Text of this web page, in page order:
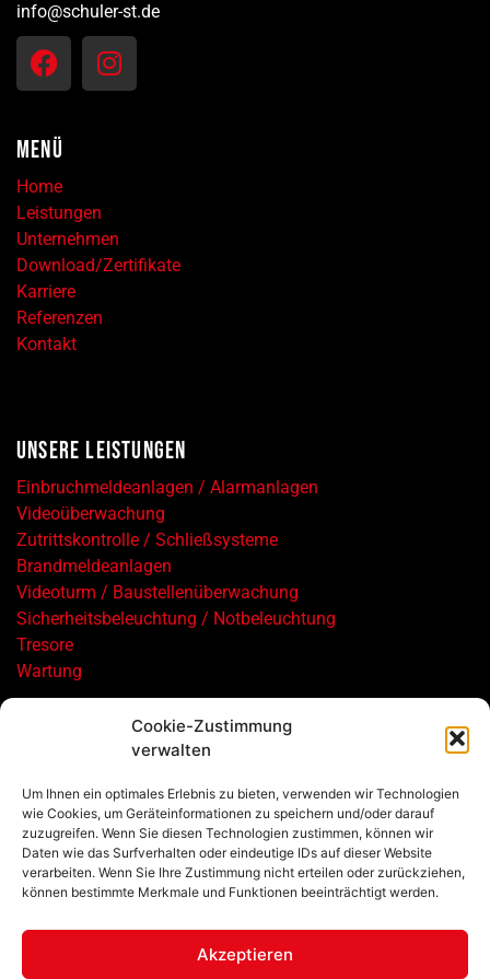
Cookie-Zustimmung
verwalten
Um Ihnen ein optimales Erlebnis zu bieten, verwenden wir Technologien
wie Cookies, um Geräteinformationen zu speichern und/oder darauf
zuzugreifen. Wenn Sie diesen Technologien zustimmen, können wir
Daten wie das Surfverhalten oder eindeutige IDs auf dieser Website
verarbeiten. Wenn Sie Ihre Zustimmung nicht erteilen oder zurückziehen,
können bestimmte Merkmale und Funktionen beeinträchtigt werden.
Akzeptieren
info@schuler-st.de
MENÜ
Home
Leistungen
Unternehmen
Download/Zertifikate
Karriere
Referenzen
Kontakt
UNSERE LEISTUNGEN
Einbruchmeldeanlagen / Alarmanlagen
Videoüberwachung
Zutrittskontrolle / Schließsysteme
Brandmeldeanlagen
Videoturm / Baustellenüberwachung
Sicherheitsbeleuchtung / Notbeleuchtung
Tresore
Wartung
©2026, Schuler Sicherheitstechnik GmbH
Impressum
Datenschutz